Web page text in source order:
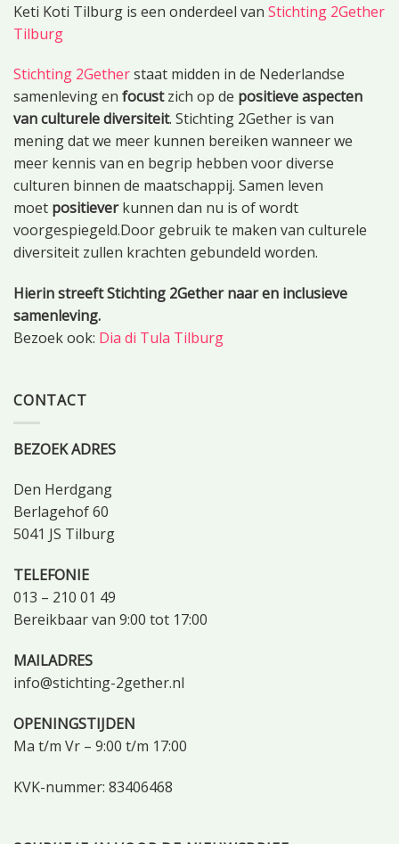
Keti Koti Tilburg is een onderdeel van Stichting 2Gether
Tilburg
Stichting 2Getherstaat midden in de Nederlandse
samenleving en focustzich op de positieve aspecten
van culturele diversiteit. Stichting 2Gether is van
mening dat we meer kunnen bereiken wanneer we
meer kennis van en begrip hebben voor diverse
culturen binnen de maatschappij. Samen leven
moet positieverkunnen dan nu is of wordt
voorgespiegeld.Door gebruik te maken van culturele
diversiteit zullen krachten gebundeld worden.
Hierin streeft Stichting 2Gether naar en inclusieve
samenleving.
Bezoek ook: Dia di Tula Tilburg
CONTACT
BEZOEK ADRES
Den Herdgang
Berlagehof 60
5041 JS Tilburg
TELEFONIE
013 – 210 01 49
Bereikbaar van 9:00 tot 17:00
MAILADRES
info@stichting-2gether.nl
OPENINGSTIJDEN
Ma t/m Vr – 9:00 t/m 17:00
KVK-nummer: 83406468